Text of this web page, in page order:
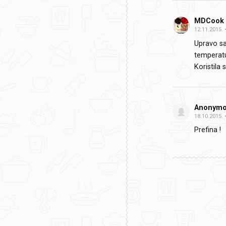
MDCook
12.11.2015.
Upravo
Koristila
18.10.2015.
Prefina !